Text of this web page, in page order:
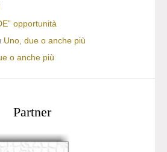
opportunità
Uno, due o anche più
o anche più
Partner